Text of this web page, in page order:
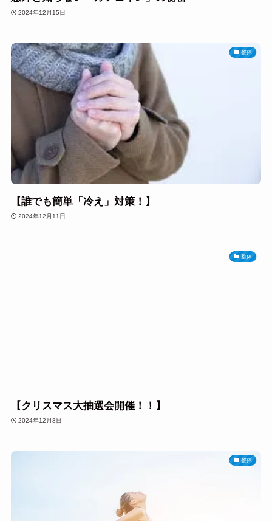
2024年12月15日
整体
【誰でも簡単「冷え」対策！】
2024年12月11日
整体
【クリスマス大抽選会開催！！】
2024年12月8日
整体